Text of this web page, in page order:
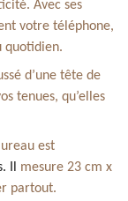
Avec ses
votre téléphone,
quotidien.
d’une tête de
tenues, qu’elles
est
Il mesure 23 cm x
partout.